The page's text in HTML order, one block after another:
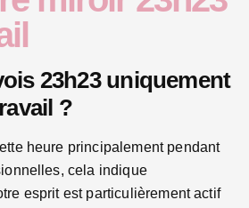
23h23 uniquement
?
heure principalement pendant
cela indique
esprit est particulièrement actif